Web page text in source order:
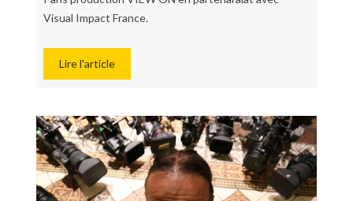
Visual Impact France.
Lire l'article